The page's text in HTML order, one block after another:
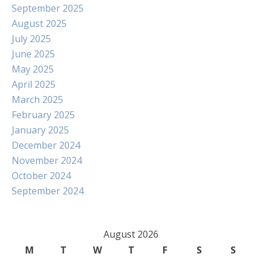
September 2025
August 2025
July 2025
June 2025
May 2025
April 2025
March 2025
February 2025
January 2025
December 2024
November 2024
October 2024
September 2024
August 2026
M
T W T F S
S